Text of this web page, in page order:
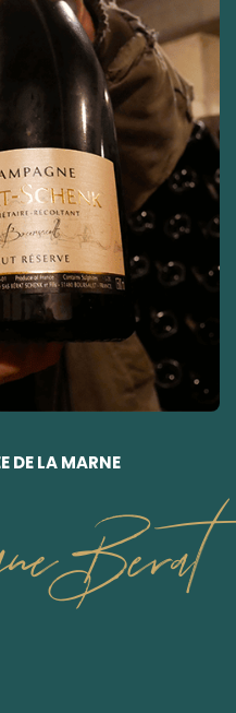
DE LA MARNE
Berat